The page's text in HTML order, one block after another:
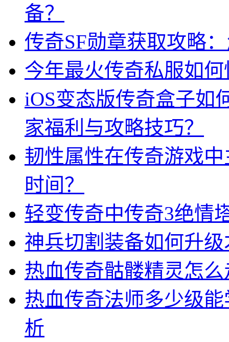
备？
传奇SF勋章获取攻略
今年最火传奇私服如
iOS变态版传奇盒子如
家福利与攻略技巧？
韧性属性在传奇游戏
时间？
轻变传奇中传奇3绝情
神兵切割装备如何升
热血传奇骷髅精灵怎
热血传奇法师多少级
析